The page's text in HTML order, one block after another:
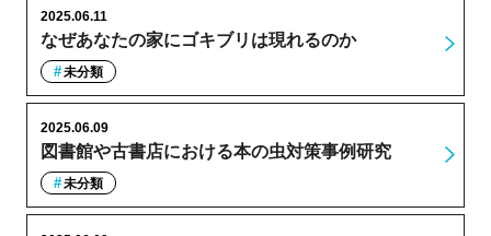
なぜあなたの家にゴキブリは現れるのか
2025.06.11
未分類
図書館や古書店における本の虫対策事例研究
2025.06.09
未分類